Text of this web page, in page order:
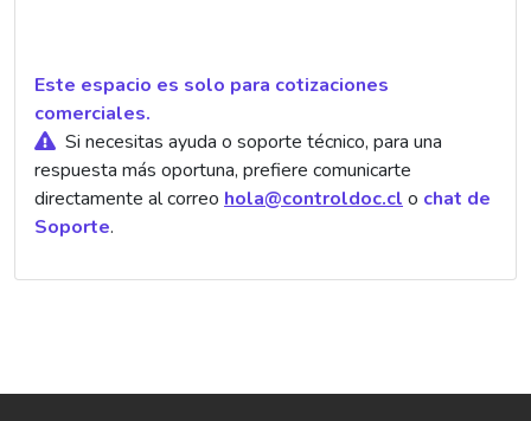
Este espacio es solo para cotizaciones
comerciales.
Si necesitas ayuda o soporte técnico, para una
respuesta más oportuna, prefiere comunicarte
directamente al correo hola@controldoc.cl o chat de
Soporte.